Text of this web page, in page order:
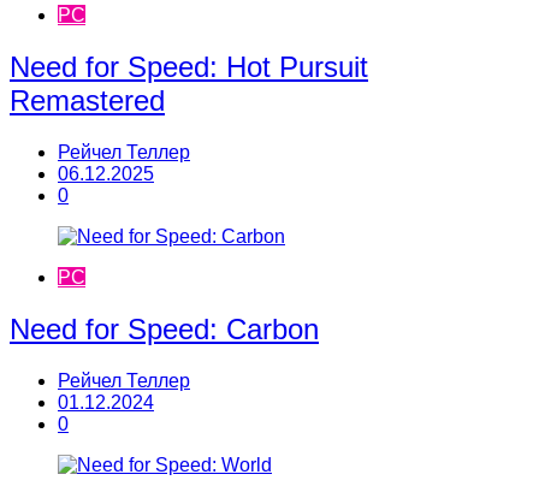
PC
Need for Speed: Hot Pursuit
Remastered
Рейчел Теллер
06.12.2025
0
PC
Need for Speed: Carbon
Рейчел Теллер
01.12.2024
0